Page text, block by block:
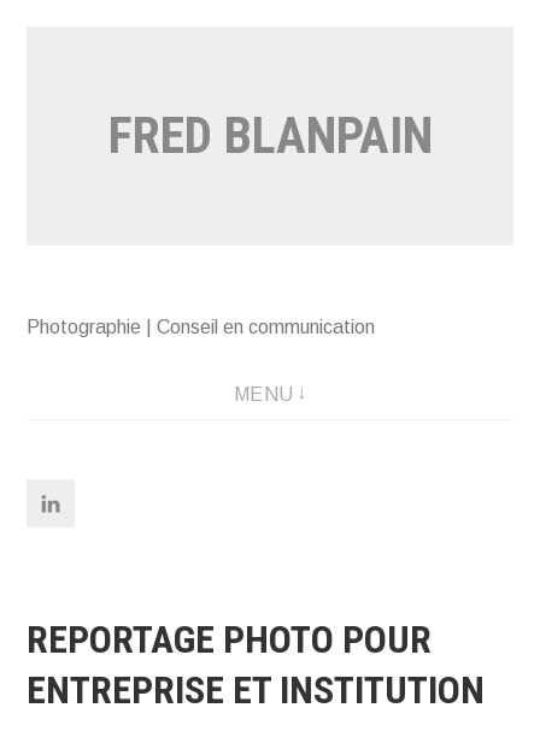
FRED BLANPAIN
Photographie | Conseil en communication
MENU
REPORTAGE PHOTO POUR
ENTREPRISE ET INSTITUTION